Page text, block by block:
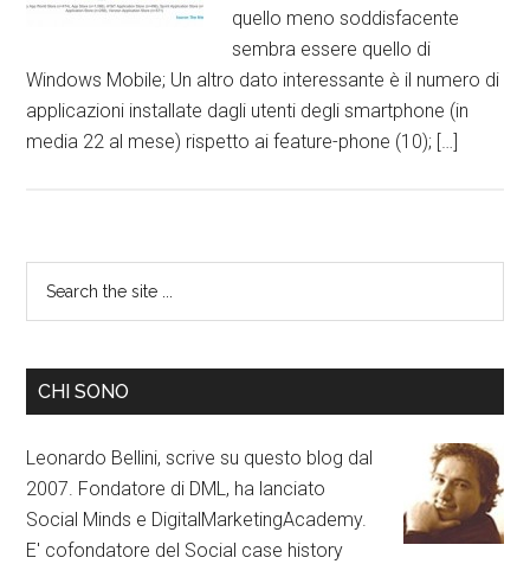
quello meno soddisfacente
sembra essere quello di
Windows Mobile; Un altro dato interessante è il numero di
applicazioni installate dagli utenti degli smartphone (in
media 22 al mese) rispetto ai feature-phone (10); […]
CHI SONO
Leonardo Bellini, scrive su questo blog dal
2007. Fondatore di DML, ha lanciato
Social Minds e DigitalMarketingAcademy.
E' cofondatore del Social case history